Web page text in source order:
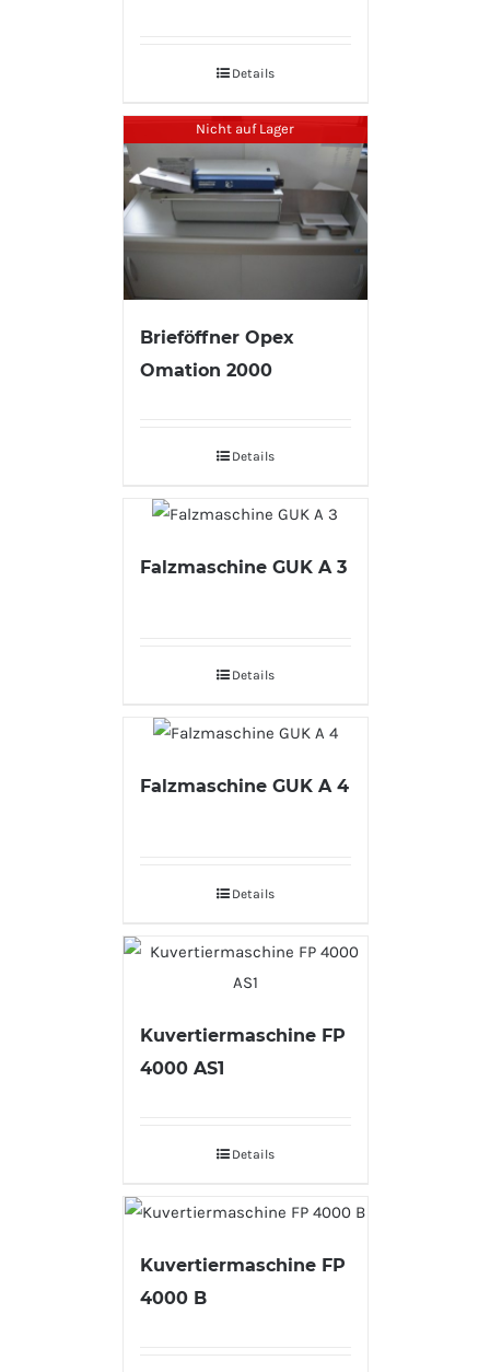
Details
Nicht auf Lager
Brieföffner Opex
Omation 2000
Details
Falzmaschine GUK A 3
Details
Falzmaschine GUK A 4
Details
Kuvertiermaschine FP
4000 AS1
Details
Kuvertiermaschine FP
4000 B